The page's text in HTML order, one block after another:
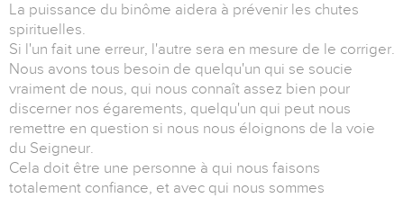
La puissance du binôme aidera à prévenir les chutes
spirituelles.
Si l'un fait une erreur, l'autre sera en mesure de le corriger.
Nous avons tous besoin de quelqu'un qui se soucie
vraiment de nous, qui nous connaît assez bien pour
discerner nos égarements, quelqu'un qui peut nous
remettre en question si nous nous éloignons de la voie
du Seigneur.
Cela doit être une personne à qui nous faisons
totalement confiance, et avec qui nous sommes